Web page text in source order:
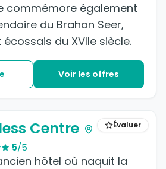
commémore également
du Brahan Seer,
du XVIIe siècle.
Voir les offres
Évaluer
Centre
5/5
hôtel où naquit la